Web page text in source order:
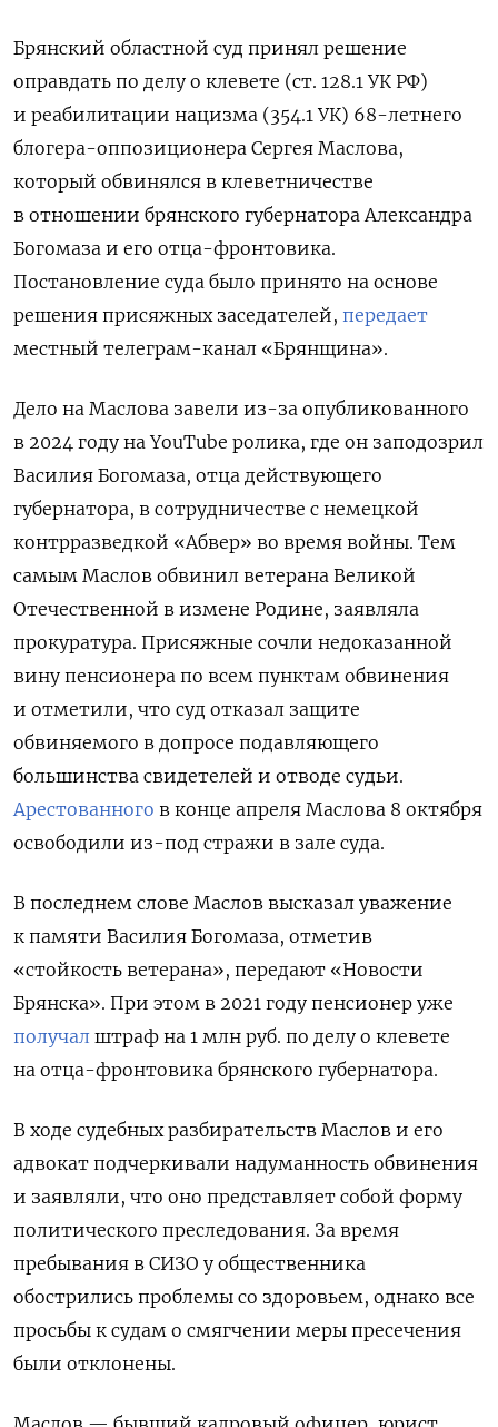
Брянский областной суд принял решение
оправдать по делу о клевете (ст. 128.1 УК РФ)
и реабилитации нацизма (354.1 УК) 68-летнего
блогера-оппозиционера Сергея Маслова,
который обвинялся в клеветничестве
в отношении брянского губернатора Александра
Богомаза и его отца-фронтовика.
Постановление суда было принято на основе
решения присяжных заседателей, передает
местный телеграм-канал «Брянщина».
Дело на Маслова завели из-за опубликованного
в 2024 году на YouTube ролика, где он заподозрил
Василия Богомаза, отца действующего
губернатора, в сотрудничестве с немецкой
контрразведкой «Абвер» во время войны. Тем
самым Маслов обвинил ветерана Великой
Отечественной в измене Родине, заявляла
прокуратура. Присяжные сочли недоказанной
вину пенсионера по всем пунктам обвинения
и отметили, что суд отказал защите
обвиняемого в допросе подавляющего
большинства свидетелей и отводе судьи.
Арестованного в конце апреля Маслова 8 октября
освободили из-под стражи в зале суда.
В последнем слове Маслов высказал уважение
к памяти Василия Богомаза, отметив
«стойкость ветерана», передают «Новости
Брянска». При этом в 2021 году пенсионер уже
получал штраф на 1 млн руб. по делу о клевете
на отца-фронтовика брянского губернатора.
В ходе судебных разбирательств Маслов и его
адвокат подчеркивали надуманность обвинения
и заявляли, что оно представляет собой форму
политического преследования. За время
пребывания в СИЗО у общественника
обострились проблемы со здоровьем, однако все
просьбы к судам о смягчении меры пресечения
были отклонены.